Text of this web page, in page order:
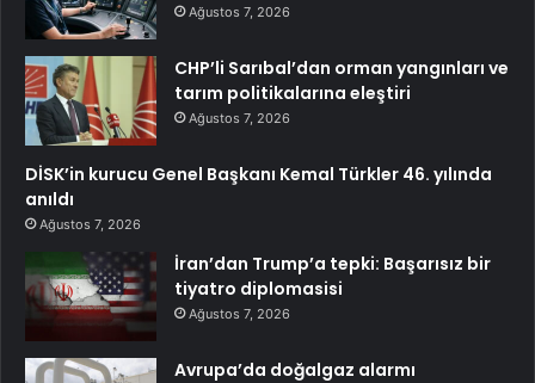
Ağustos 7, 2026
CHP’li Sarıbal’dan orman yangınları ve
tarım politikalarına eleştiri
Ağustos 7, 2026
DİSK’in kurucu Genel Başkanı Kemal Türkler 46. yılında
anıldı
Ağustos 7, 2026
İran’dan Trump’a tepki: Başarısız bir
tiyatro diplomasisi
Ağustos 7, 2026
Avrupa’da doğalgaz alarmı